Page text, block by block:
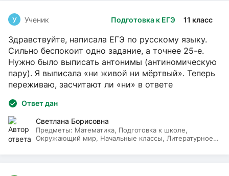
Подготовка к ЕГЭ 11 класс
У Ученик
Здравствуйте, написала ЕГЭ по русскому языку.
Сильно беспокоит одно задание, а точнее 25-е.
Нужно было выписать антонимы (антиномическую
пару). Я выписала «ни живой ни мёртвый». Теперь
переживаю, засчитают ли «ни» в ответе
Ответ дан
Светлана Борисовна
Предметы: Математика, Подготовка к школе,
Окружающий мир, Начальные классы, Литературное